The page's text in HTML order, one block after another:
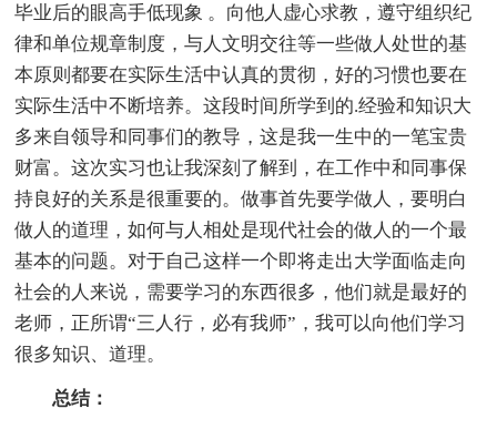
毕业后的眼高手低现象 。向他人虚心求教，遵守组织纪
律和单位规章制度，与人文明交往等一些做人处世的基
本原则都要在实际生活中认真的贯彻，好的习惯也要在
实际生活中不断培养。这段时间所学到的.经验和知识大
多来自领导和同事们的教导，这是我一生中的一笔宝贵
财富。这次实习也让我深刻了解到，在工作中和同事保
持良好的关系是很重要的。做事首先要学做人，要明白
做人的道理，如何与人相处是现代社会的做人的一个最
基本的问题。对于自己这样一个即将走出大学面临走向
社会的人来说，需要学习的东西很多，他们就是最好的
老师，正所谓“三人行，必有我师”，我可以向他们学习
很多知识、道理。
总结：